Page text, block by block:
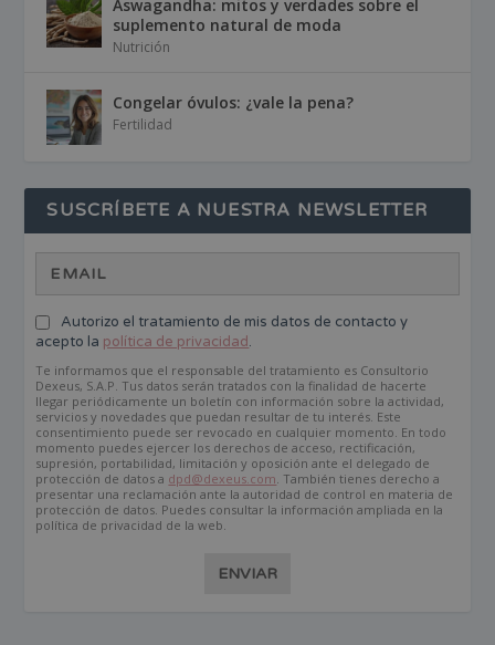
Aswagandha: mitos y verdades sobre el
suplemento natural de moda
Nutrición
Congelar óvulos: ¿vale la pena?
Fertilidad
SUSCRÍBETE A NUESTRA NEWSLETTER
Autorizo el tratamiento de mis datos de contacto y
acepto la política de privacidad.
Te informamos que el responsable del tratamiento es Consultorio
Dexeus, S.A.P. Tus datos serán tratados con la finalidad de hacerte
llegar periódicamente un boletín con información sobre la actividad,
servicios y novedades que puedan resultar de tu interés. Este
consentimiento puede ser revocado en cualquier momento. En todo
momento puedes ejercer los derechos de acceso, rectificación,
supresión, portabilidad, limitación y oposición ante el delegado de
protección de datos a dpd@dexeus.com. También tienes derecho a
presentar una reclamación ante la autoridad de control en materia de
protección de datos. Puedes consultar la información ampliada en la
política de privacidad de la web.
ENVIAR